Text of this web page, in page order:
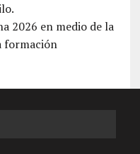
2026 en medio de la
formación